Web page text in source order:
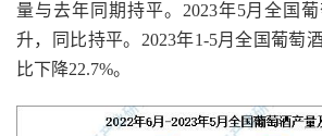
量与去年同期持平。2023年5月全国
升，同比持平。2023年1-5月全国葡萄
比下降22.7%。